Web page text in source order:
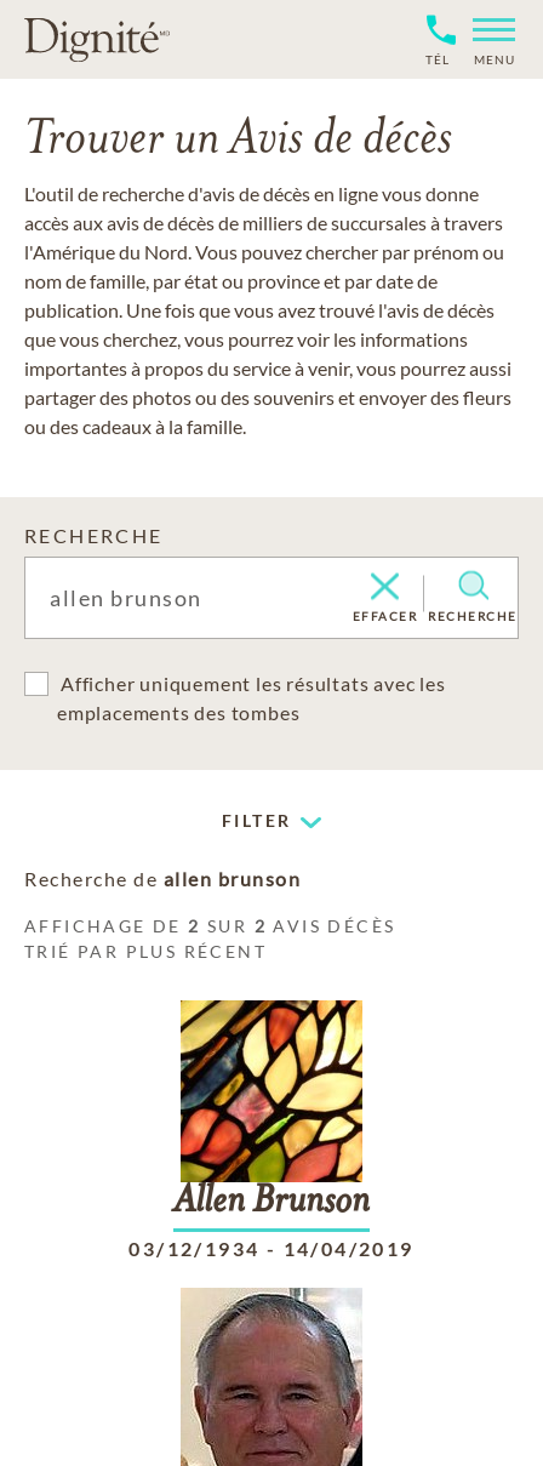
TÉL MENU
Trouver un Avis de décès
L'outil de recherche d'avis de décès en ligne vous donne
accès aux avis de décès de milliers de succursales à travers
l'Amérique du Nord. Vous pouvez chercher par prénom ou
nom de famille, par état ou province et par date de
publication. Une fois que vous avez trouvé l'avis de décès
que vous cherchez, vous pourrez voir les informations
importantes à propos du service à venir, vous pourrez aussi
partager des photos ou des souvenirs et envoyer des fleurs
ou des cadeaux à la famille.
RECHERCHE
EFFACER RECHERCHE
Afficher uniquement les résultats avec les
emplacements des tombes
FILTER
Recherche de allen brunson
AFFICHAGE DE 2 SUR 2 AVIS DÉCÈS
TRIÉ PAR PLUS RÉCENT
AllenBrunson
03/12/1934 - 14/04/2019